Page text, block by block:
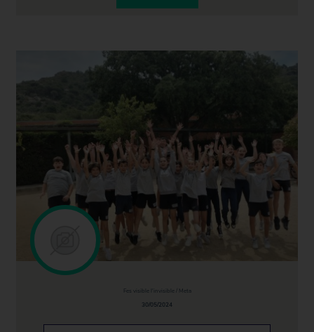
Fes visible l'invisible / Meta
30/05/2024